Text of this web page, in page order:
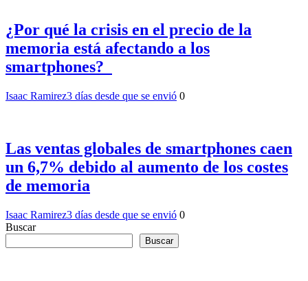
¿Por qué la crisis en el precio de la
memoria está afectando a los
smartphones?
Isaac Ramirez3 días desde que se envió 0
Las ventas globales de smartphones caen
un 6,7% debido al aumento de los costes
de memoria
Isaac Ramirez3 días desde que se envió 0
Buscar
Buscar